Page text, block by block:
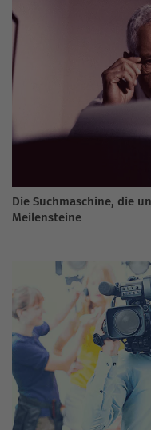
Die Suchmaschine, die
Meilensteine